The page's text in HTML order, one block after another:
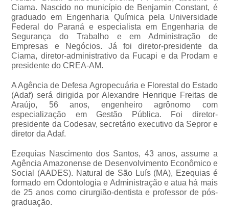
Ciama. Nascido no município de Benjamin Constant, é
graduado em Engenharia Química pela Universidade
Federal do Paraná e especialista em Engenharia de
Segurança do Trabalho e em Administração de
Empresas e Negócios. Já foi diretor-presidente da
Ciama, diretor-administrativo da Fucapi e da Prodam e
presidente do CREA-AM.
A Agência de Defesa Agropecuária e Florestal do Estado
(Adaf) será dirigida por Alexandre Henrique Freitas de
Araújo, 56 anos, engenheiro agrônomo com
especialização em Gestão Pública. Foi diretor-
presidente da Codesav, secretário executivo da Sepror e
diretor da Adaf.
Ezequias Nascimento dos Santos, 43 anos, assume a
Agência Amazonense de Desenvolvimento Econômico e
Social (AADES). Natural de São Luís (MA), Ezequias é
formado em Odontologia e Administração e atua há mais
de 25 anos como cirurgião-dentista e professor de pós-
graduação.